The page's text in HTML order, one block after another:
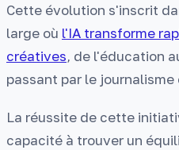
Cette évolution s'inscrit
large où l'IA transforme
créatives, de l'éducation
passant par le
La réussite de cette
capacité à trouver un